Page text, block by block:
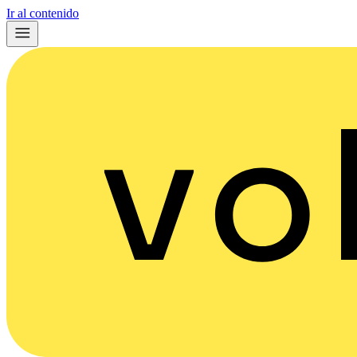
Ir al contenido